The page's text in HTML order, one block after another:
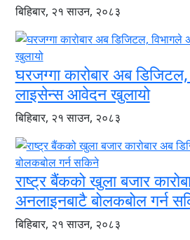
बिहिबार, २१ साउन, २०८३
घरजग्गा कारोबार अब
लाइसेन्स आवेदन खुलायो
बिहिबार, २१ साउन, २०८३
राष्ट्र बैंकको खुला बजार
अनलाइनबाटै बोलकबोल गर्न
बिहिबार, २१ साउन, २०८३